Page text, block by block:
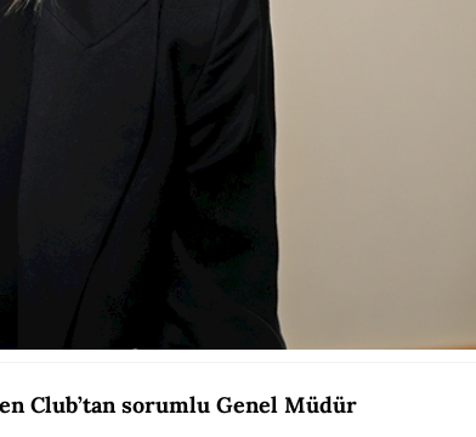
Club’tan sorumlu Genel Müdür